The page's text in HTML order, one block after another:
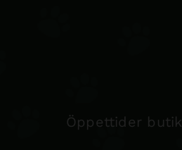
Öppettider butik